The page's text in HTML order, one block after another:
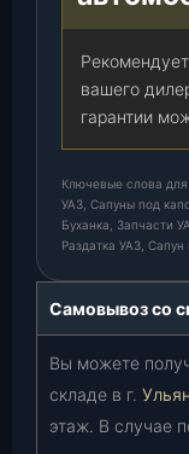
вашего
гарантии
Ключевые слова
УАЗ, Сапуны под
Буханка, Запчасти
Раздатка УАЗ,
Самовывоз со
Вы можете
складе в г.
этаж. В случае